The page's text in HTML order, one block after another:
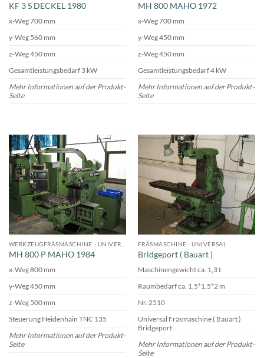
KF 3 S DECKEL 1980
x-Weg 700 mm
y-Weg 560 mm
z-Weg 450 mm
Gesamtleistungsbedarf 3 kW
Mehr Informationen auf der Produkt-
Seite
MH 800 MAHO 1972
x-Weg 700 mm
y-Weg 450 mm
z-Weg 450 mm
Gesamtleistungsbedarf 4 kW
Mehr Informationen auf der Produkt-
Seite
MH 800 P MAHO 1984
x-Weg 800 mm
y-Weg 450 mm
z-Weg 500 mm
Steuerung Heidenhain TNC 135
Mehr Informationen auf der Produkt-
Seite
FRÄSMASCHINE - UNIVERSAL
Bridgeport ( Bauart )
Maschinengewicht ca. 1,3 t
Raumbedarf ca. 1,5*1,5*2 m
Nr. 2510
Universal Fräsmaschine ( Bauart )
Bridgeport
Mehr Informationen auf der Produkt-
Seite